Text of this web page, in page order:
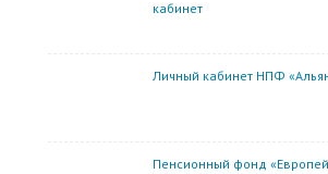
кабинет
Личный кабинет НПФ
Пенсионный фонд